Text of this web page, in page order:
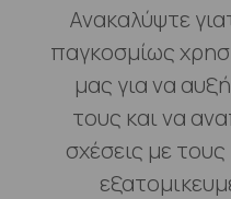
Ανακαλύψτε
παγκοσμίως
μας για να
τους και να
σχέσεις με